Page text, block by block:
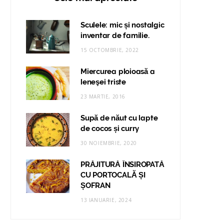
Sculele: mic și nostalgic
inventar de familie.
15 OCTOMBRIE, 2022
Miercurea ploioasă a
leneşei triste
23 MARTIE, 2016
Supă de năut cu lapte
de cocos și curry
30 NOIEMBRIE, 2020
PRĂJITURĂ ÎNSIROPATĂ
CU PORTOCALĂ ȘI
ȘOFRAN
13 IANUARIE, 2024